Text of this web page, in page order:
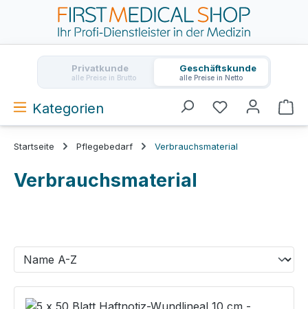
Zum Hauptinhalt springen
Privatkunde
alle Preise in Brutto
Geschäftskunde
alle Preise in Netto
Kategorien
Startseite Pflegebedarf Verbrauchsmaterial
Verbrauchsmaterial